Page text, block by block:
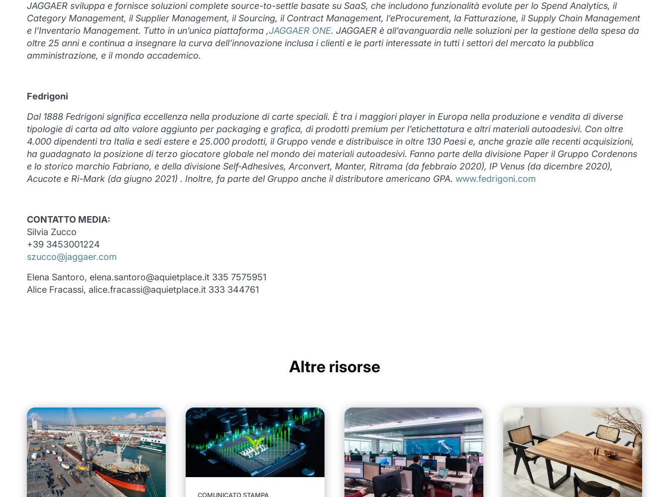
JAGGAER sviluppa e fornisce soluzioni complete source-to-settle basate su SaaS, che includono funzionalità evolute per lo Spend Analytics, il
Category Management, il Supplier Management, il Sourcing, il Contract Management, l’eProcurement, la Fatturazione, il Supply Chain Management
e l’Inventario Management. Tutto in un’unica piattaforma ,JAGGAER ONE. JAGGAER è all’avanguardia nelle soluzioni per la gestione della spesa da
oltre 25 anni e continua a insegnare la curva dell’innovazione inclusa i clienti e le parti interessate in tutti i settori del mercato la pubblica
amministrazione, e il mondo accademico.
Fedrigoni
Dal 1888 Fedrigoni significa eccellenza nella produzione di carte speciali. È tra i maggiori player in Europa nella produzione e vendita di diverse
tipologie di carta ad alto valore aggiunto per packaging e grafica, di prodotti premium per l’etichettatura e altri materiali autoadesivi. Con oltre
4.000 dipendenti tra Italia e sedi estere e 25.000 prodotti, il Gruppo vende e distribuisce in oltre 130 Paesi e, anche grazie alle recenti acquisizioni,
ha guadagnato la posizione di terzo giocatore globale nel mondo dei materiali autoadesivi. Fanno parte della divisione Paper il Gruppo Cordenons
e lo storico marchio Fabriano, e della divisione Self-Adhesives, Arconvert, Manter, Ritrama (da febbraio 2020), IP Venus (da dicembre 2020),
Acucote e Ri-Mark (da giugno 2021) . Inoltre, fa parte del Gruppo anche il distributore americano GPA. www.fedrigoni.com
CONTATTO MEDIA:
Silvia Zucco
+39 3453001224
szucco@jaggaer.com
Elena Santoro, elena.santoro@aquietplace.it 335 7575951
Alice Fracassi, alice.fracassi@aquietplace.it 333 344761
Altre risorse
COMUNICATO STAMPA